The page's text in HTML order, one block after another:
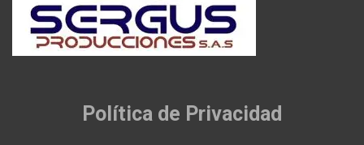
Política de Privacidad